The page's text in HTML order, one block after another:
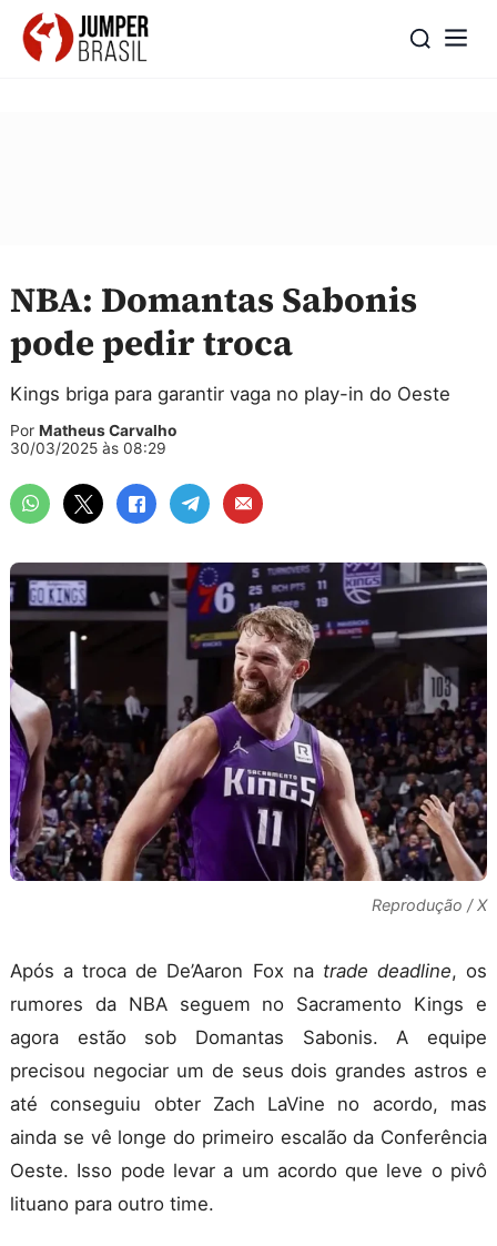
NBA: Domantas Sabonis
pode pedir troca
Kings briga para garantir vaga no play-in do Oeste
Por Matheus Carvalho
30/03/2025 às 08:29
Reprodução / X
Após a troca de De’Aaron Fox na trade deadline, os
rumores da NBA seguem no Sacramento Kings e
agora estão sob Domantas Sabonis. A equipe
precisou negociar um de seus dois grandes astros e
até conseguiu obter Zach LaVine no acordo, mas
ainda se vê longe do primeiro escalão da Conferência
Oeste. Isso pode levar a um acordo que leve o pivô
lituano para outro time.